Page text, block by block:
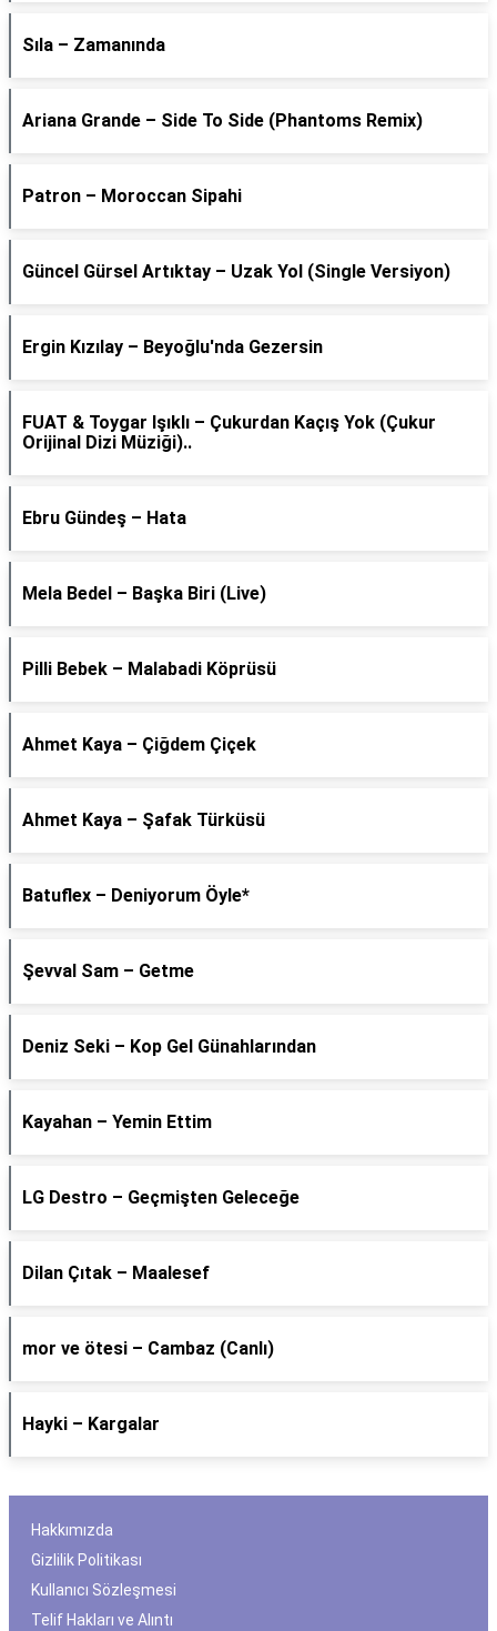
Sıla – Zamanında
Ariana Grande – Side To Side (Phantoms Remix)
Patron – Moroccan Sipahi
Güncel Gürsel Artıktay – Uzak Yol (Single Versiyon)
Ergin Kızılay – Beyoğlu'nda Gezersin
FUAT & Toygar Işıklı – Çukurdan Kaçış Yok (Çukur
Orijinal Dizi Müziği)..
Ebru Gündeş – Hata
Mela Bedel – Başka Biri (Live)
Pilli Bebek – Malabadi Köprüsü
Ahmet Kaya – Çiğdem Çiçek
Ahmet Kaya – Şafak Türküsü
Batuflex – Deniyorum Öyle*
Şevval Sam – Getme
Deniz Seki – Kop Gel Günahlarından
Kayahan – Yemin Ettim
LG Destro – Geçmişten Geleceğe
Dilan Çıtak – Maalesef
​mor ve ötesi – Cambaz (Canlı)
Hayki – Kargalar
Hakkımızda
Gizlilik Politikası
Kullanıcı Sözleşmesi
Telif Hakları ve Alıntı